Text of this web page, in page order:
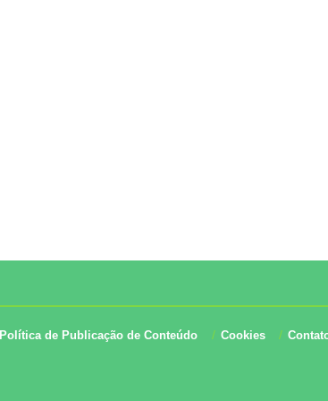
Política de Publicação de Conteúdo Cookies